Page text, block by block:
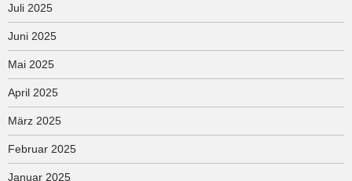
Juli 2025
Juni 2025
Mai 2025
April 2025
März 2025
Februar 2025
Januar 2025